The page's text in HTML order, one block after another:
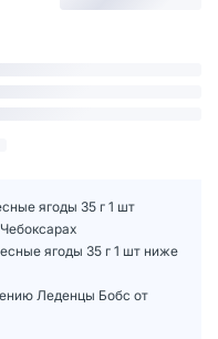
ягоды 35 г 1 шт
ягоды 35 г 1 шт ниже
Леденцы Бобс от